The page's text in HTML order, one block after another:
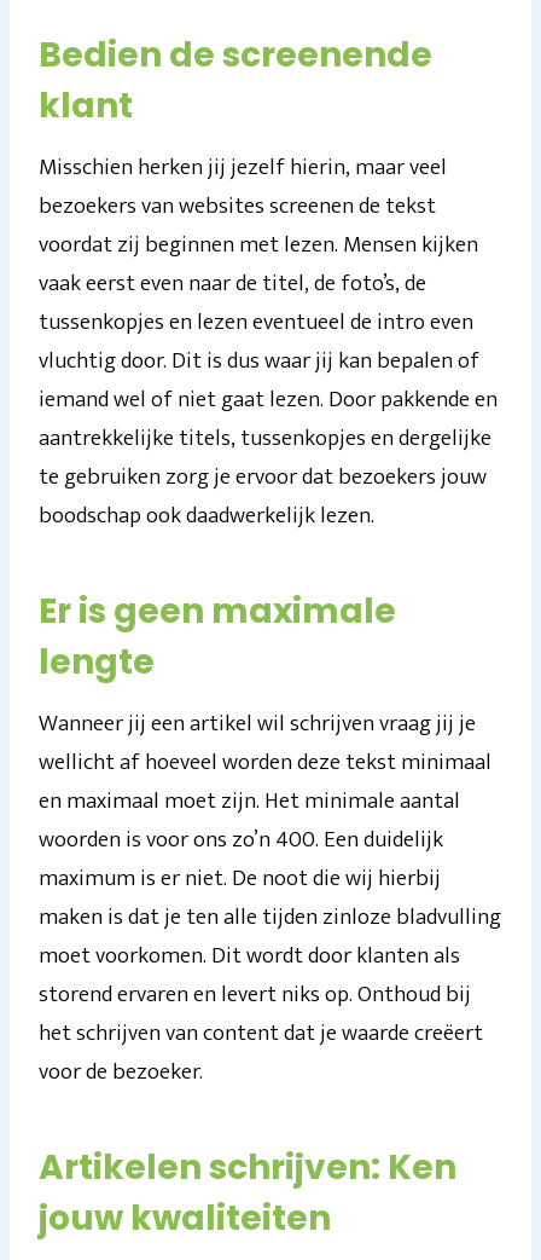
Bedien de screenende
klant
Misschien herken jij jezelf hierin, maar veel
bezoekers van websites screenen de tekst
voordat zij beginnen met lezen. Mensen kijken
vaak eerst even naar de titel, de foto’s, de
tussenkopjes en lezen eventueel de intro even
vluchtig door. Dit is dus waar jij kan bepalen of
iemand wel of niet gaat lezen. Door pakkende en
aantrekkelijke titels, tussenkopjes en dergelijke
te gebruiken zorg je ervoor dat bezoekers jouw
boodschap ook daadwerkelijk lezen.
Er is geen maximale
lengte
Wanneer jij een artikel wil schrijven vraag jij je
wellicht af hoeveel worden deze tekst minimaal
en maximaal moet zijn. Het minimale aantal
woorden is voor ons zo’n 400. Een duidelijk
maximum is er niet. De noot die wij hierbij
maken is dat je ten alle tijden zinloze bladvulling
moet voorkomen. Dit wordt door klanten als
storend ervaren en levert niks op. Onthoud bij
het schrijven van content dat je waarde creëert
voor de bezoeker.
Artikelen schrijven: Ken
jouw kwaliteiten